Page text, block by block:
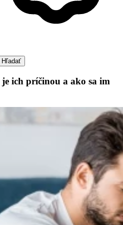
Hľadať
ich príčinou a ako sa im